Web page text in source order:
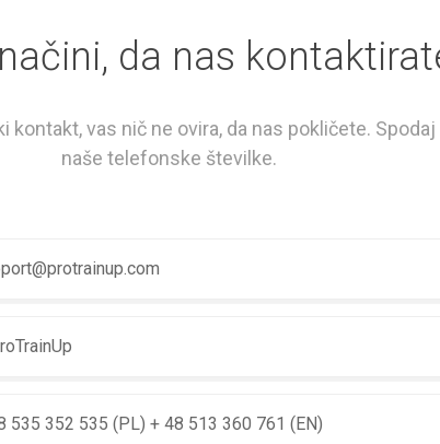
da nas
kontakt, vas nič ne ovira, da nas pokličete.
naše telefonske številke.
535 352 535 (PL) + 48 513 360 761 (EN)